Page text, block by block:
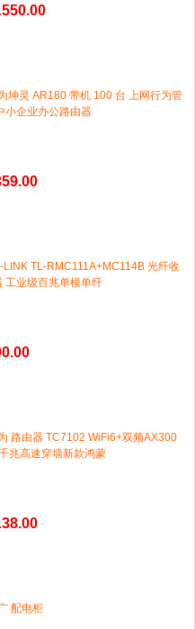
坤灵 AR180 带机 100 台 上网行为管
小企业办公路由器
LINK TL-RMC111A+MC114B 光纤收
工业级百兆单模单纤
路由器 TC7102 WiFi6+双频AX300
兆高速穿墙新款鸿蒙
配电柜